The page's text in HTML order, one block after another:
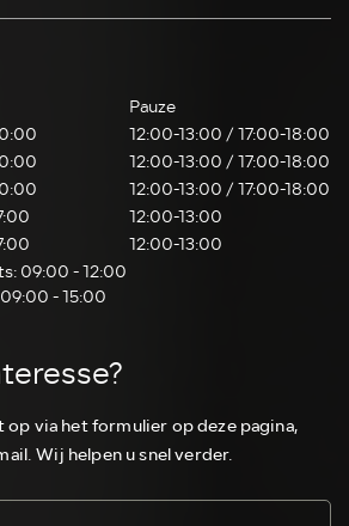
Pauze
12:00-13:00 / 17:00-18:00
12:00-13:00 / 17:00-18:00
12:00-13:00 / 17:00-18:00
12:00-13:00
12:00-13:00
09:00 - 12:00
- 15:00
via het formulier op deze pagina,
Wij helpen u snel verder.